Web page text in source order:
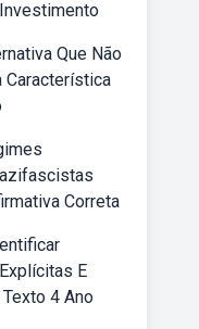
Que Não
Característica
Correta
E
4 Ano